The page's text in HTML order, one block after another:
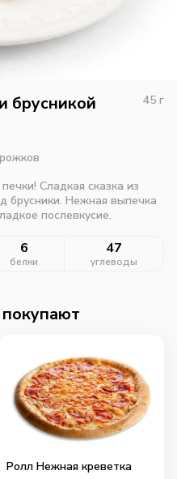
брусникой 45 г
Сладкая сказка из
брусники. Нежная выпечка
послевкусие.
6
белки
47
углеводы
покупают
Ролл Нежная креветка